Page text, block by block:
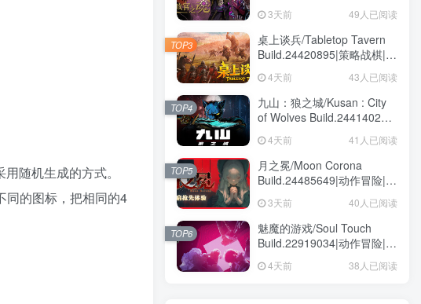
随机生成的方式。
同的图标，把相同的4
3天前 49人已阅读
桌上谈兵/Tabletop Tavern
Build.24420895|策略战棋|容
量5.9GB|免安装绿色中文版
4天前 43人已阅读
TOP3
九山：狼之城/Kusan : City
of Wolves Build.24414028|
动作冒险|容量1.6GB|免安装
绿色中文版
4天前 41人已阅读
TOP4
月之冕/Moon Corona
Build.24485649|动作冒险|容
量12.1GB|免安装绿色中文版
3天前 40人已阅读
TOP5
魅魔的游戏/Soul Touch
Build.22919034|动作冒险|容
量57.5GB|免安装绿色中文版
4天前 38人已阅读
TOP6